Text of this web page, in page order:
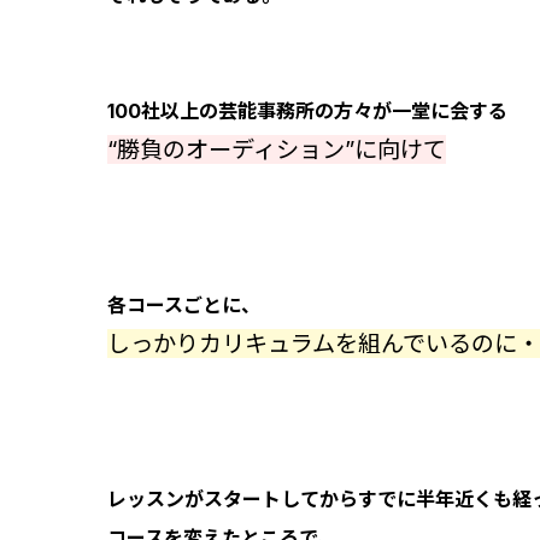
100社以上の芸能事務所の方々が一堂に会する
“勝負のオーディション”に向けて
各コースごとに、
しっかりカリキュラムを組んでいるのに・
レッスンがスタートしてからすでに半年近くも経